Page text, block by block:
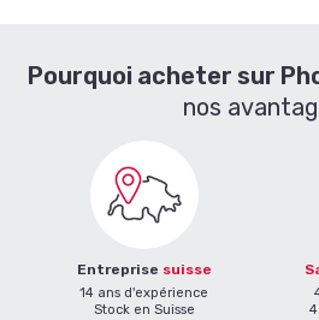
Pourquoi acheter sur
nos
Entreprise suisse
14 ans d'expérience
Stock en Suisse